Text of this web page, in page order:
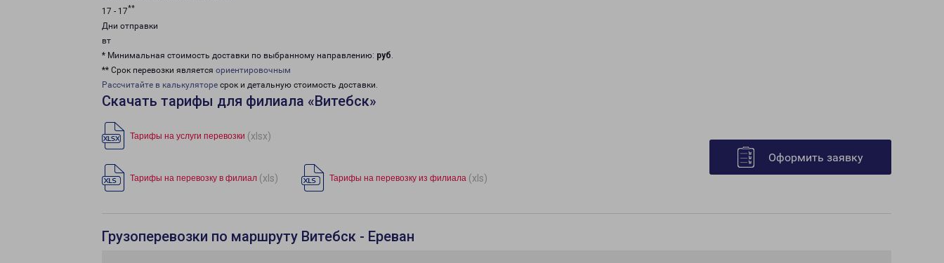
17 - 17**
Дни отправки
вт
* Минимальная стоимость доставки по выбранному направлению: руб.
** Срок перевозки является ориентировочным
Рассчитайте в калькуляторе срок и детальную стоимость доставки.
Скачать тарифы для филиала «Витебск»
Тарифы на услуги перевозки (xlsx)
Тарифы на перевозку в филиал (xls) Тарифы на перевозку из филиала (xls)
Оформить заявку
Грузоперевозки по маршруту Витебск - Ереван